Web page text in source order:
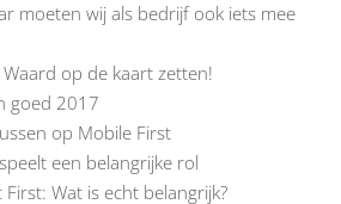
moeten wij als bedrijf ook iets mee
op de kaart zetten!
goed 2017
op Mobile First
een belangrijke rol
Wat is echt belangrijk?